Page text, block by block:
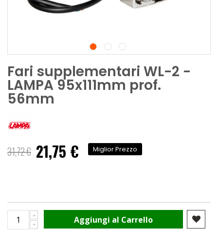
Fari supplementari WL-2 -
LAMPA 95x111mm prof.
56mm
31,72 € Prezzo
speciale
21,75 € Miglior Prezzo
Aggiungi al Carrello